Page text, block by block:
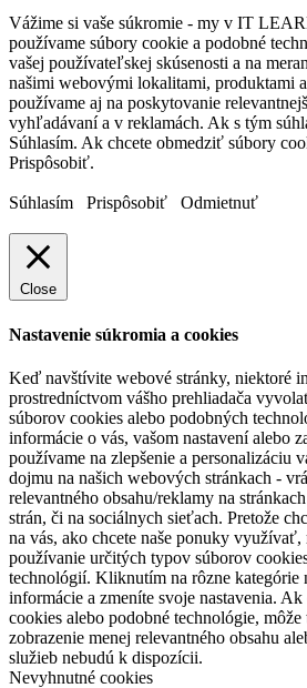
Vážime si vaše súkromie - my v IT
používame súbory cookie a podobné
vašej používateľskej skúsenosti a na
našimi webovými lokalitami, produktami
používame aj na poskytovanie
vyhľadávaní a v reklamách. Ak s tým
Súhlasím. Ak chcete obmedziť súbory
Prispôsobiť.
Súhlasím Prispôsobiť Odmietnuť
Close
Nastavenie súkromia a cookies
Keď navštívite webové stránky, niektoré
prostredníctvom vášho prehliadača
súborov cookies alebo podobných
informácie o vás, vašom nastavení alebo
používame na zlepšenie a personalizáciu
dojmu na našich webových stránkach -
relevantného obsahu/reklamy na
strán, či na sociálnych sieťach. Pretože
na vás, ako chcete naše ponuky
používanie určitých typov súborov
technológií. Kliknutím na rôzne kategórie
informácie a zmeníte svoje nastavenia.
cookies alebo podobné technológie,
zobrazenie menej relevantného obsahu
služieb nebudú k dispozícii.
Nevyhnutné cookies